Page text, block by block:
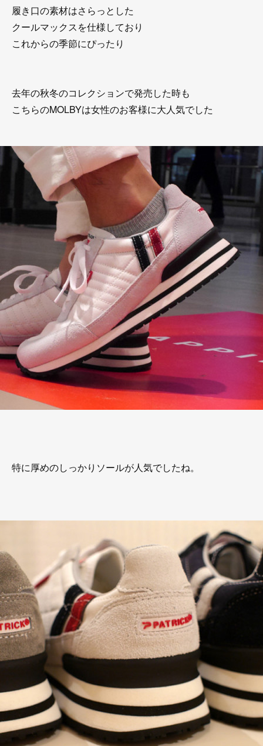
履き口の素材はさらっとした
クールマックスを仕様しており
これからの季節にぴったり
去年の秋冬のコレクションで発売した時も
こちらのMOLBYは女性のお客様に大人気でした
特に厚めのしっかりソールが人気でしたね。